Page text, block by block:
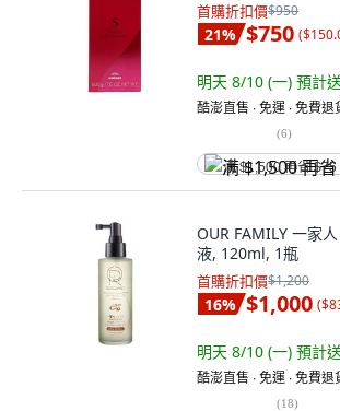
首購折扣價$950
21% $750 (
明天 8/10 (一) 預計
酷澎直售 ∙ 免運 ∙ 免費退
(6)
满 $1,500 再省 $75
OUR FAMILY 一家
液, 120ml, 1瓶
首購折扣價$1,200
16% $1,000 (
明天 8/10 (一) 預計
酷澎直售 ∙ 免運 ∙ 免費退
(18)